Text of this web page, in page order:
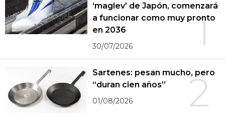
1
‘maglev’ de Japón, comenzará
a funcionar como muy pronto
en 2036
30/07/2026
2
Sartenes: pesan mucho, pero
“duran cien años”
01/08/2026